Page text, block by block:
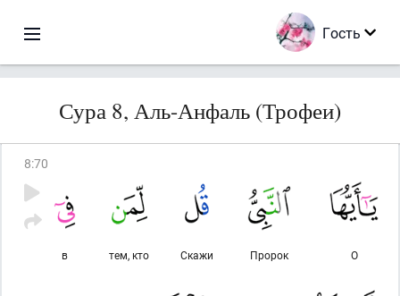
Гость
Сура 8, Аль-Анфаль (Трофеи)
8:70
О
Пророк
Скажи
тем, кто
в